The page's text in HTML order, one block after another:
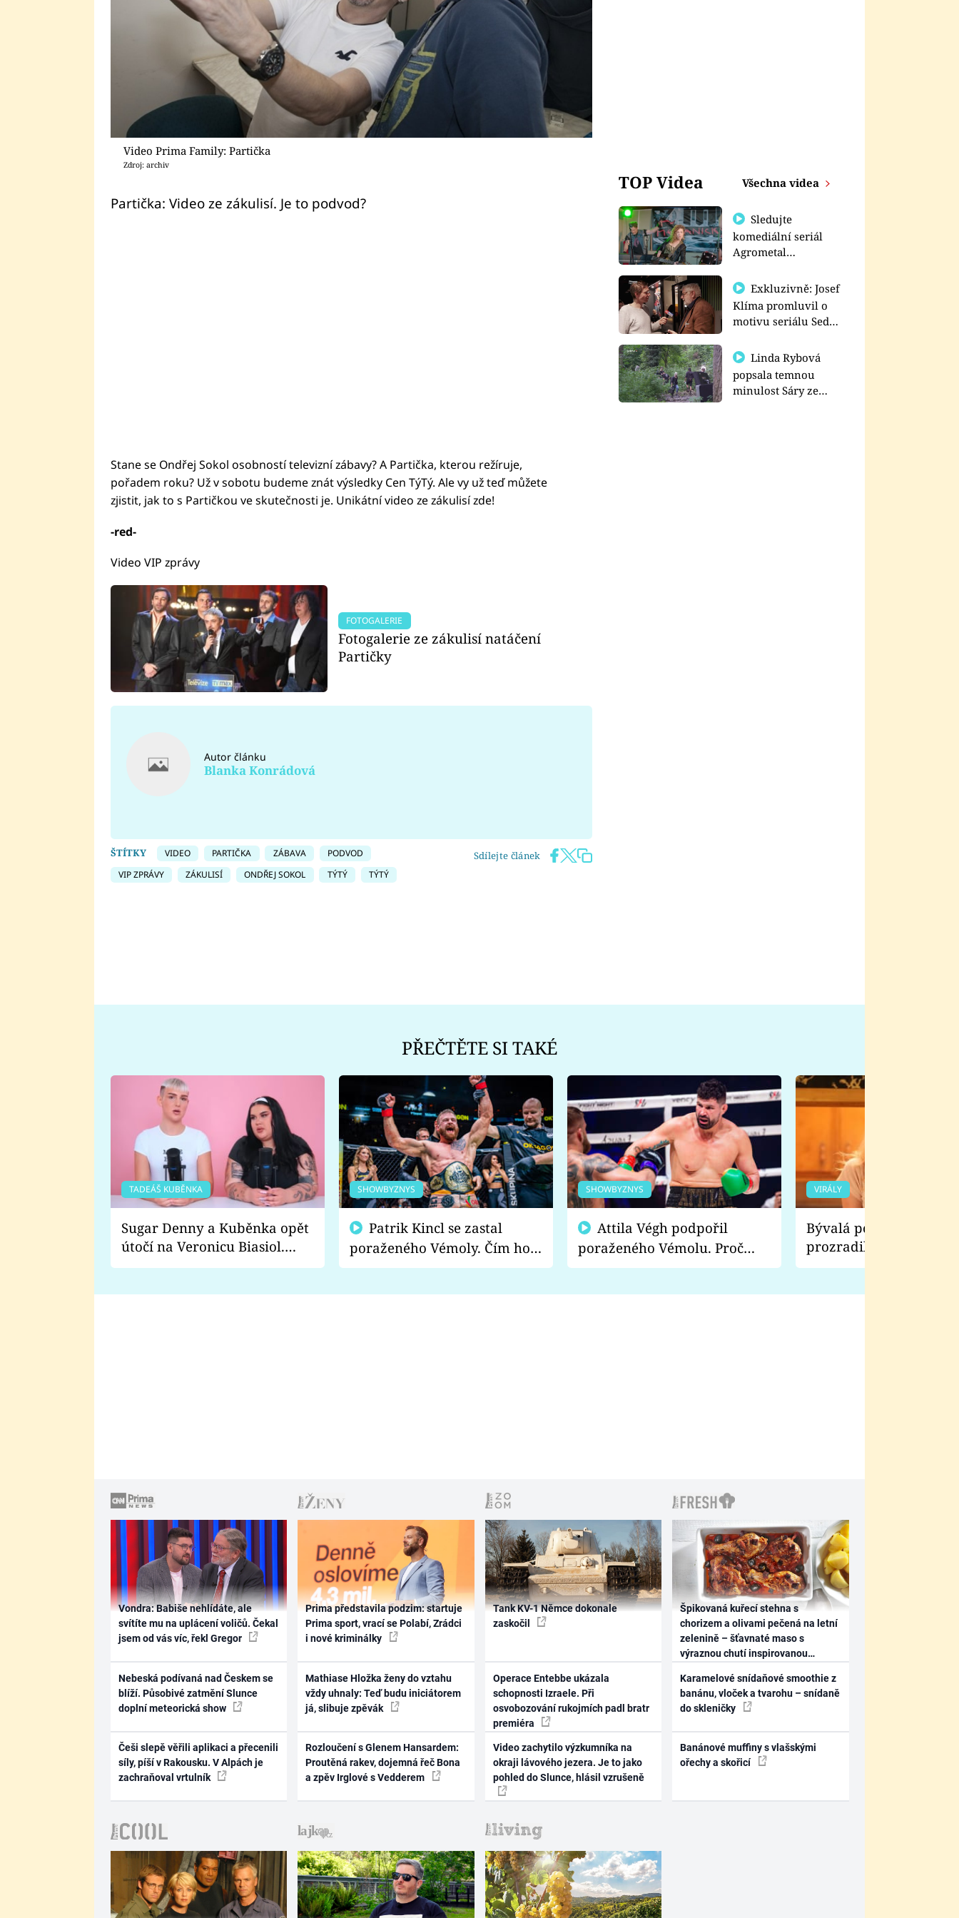
Video Prima Family: Partička
Zdroj: archiv
Partička: Video ze zákulisí. Je to podvod?
Stane se Ondřej Sokol osobností televizní zábavy? A Partička, kterou režíruje,
pořadem roku? Už v sobotu budeme znát výsledky Cen TýTý. Ale vy už teď můžete
zjistit, jak to s Partičkou ve skutečnosti je. Unikátní video ze zákulisí zde!
-red-
Video VIP zprávy
FOTOGALERIE
Fotogalerie ze zákulisí natáčení
Partičky
Autor článku
Blanka Konrádová
Sdílejte článek
ŠTÍTKY VIDEO PARTIČKA ZÁBAVA
PODVOD
VIP ZPRÁVY
ZÁKULISÍ ONDŘEJ SOKOL TÝTÝ TÝTÝ
TOP Videa Všechna videa
Sledujte
komediální seriál
Agrometal
prima+
Exkluzivně: Josef
Klíma promluvil o
motivu seriálu Sedm
Linda Rybová
popsala temnou
minulost Sáry ze
PŘEČTĚTE SI TAKÉ
TADEÁŠ KUBĚNKA
Sugar Denny a Kuběnka opět
útočí na Veronicu Biasiol.
Proč je podle nich falešná a
SHOWBYZNYS
poraženého Vémoly. Čím ho
fanoušci naštvali?
SHOWBYZNYS
poraženého Vémolu. Proč
chce raději zápasit s ním než
VIRÁLY
Bývalá pornoherečka
prozradila, co ji
natáčení Euforie.
Vondra: Babiše nehlídáte, ale
svítíte mu na uplácení voličů. Čekal
jsem od vás víc, řekl Gregor
Nebeská podívaná nad Českem se
blíží. Působivé zatmění Slunce
doplní meteorická show
Češi slepě věřili aplikaci a přecenili
síly, píší v Rakousku. V Alpách je
zachraňoval vrtulník
Prima představila podzim: startuje
Prima sport, vrací se Polabí, Zrádci
i nové kriminálky
Mathiase Hložka ženy do vztahu
vždy uhnaly: Teď budu iniciátorem
já, slibuje zpěvák
Rozloučení s Glenem Hansardem:
Proutěná rakev, dojemná řeč Bona
a zpěv Irglové s Vedderem
Tank KV-1 Němce dokonale
zaskočil
Operace Entebbe ukázala
schopnosti Izraele. Při
osvobozování rukojmích padl bratr
premiéra
Video zachytilo výzkumníka na
okraji lávového jezera. Je to jako
pohled do Slunce, hlásil vzrušeně
Špikovaná kuřecí stehna s
chorizem a olivami pečená na letní
zelenině – šťavnaté maso s
výraznou chutí inspirovanou
Karamelové snídaňové smoothie z
banánu, vloček a tvarohu – snídaně
do skleničky
Banánové muffiny s vlašskými
ořechy a skořicí